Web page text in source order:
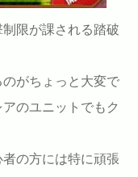
限が課される踏破
がちょっと大変で
のユニットでもク
の方には特に頑張